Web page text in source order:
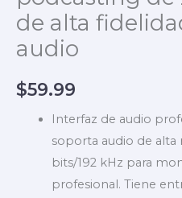
de alta
audio
$59.99
Interfaz de audio
soporta audio de alta
bits/192 kHz para
profesional. Tiene